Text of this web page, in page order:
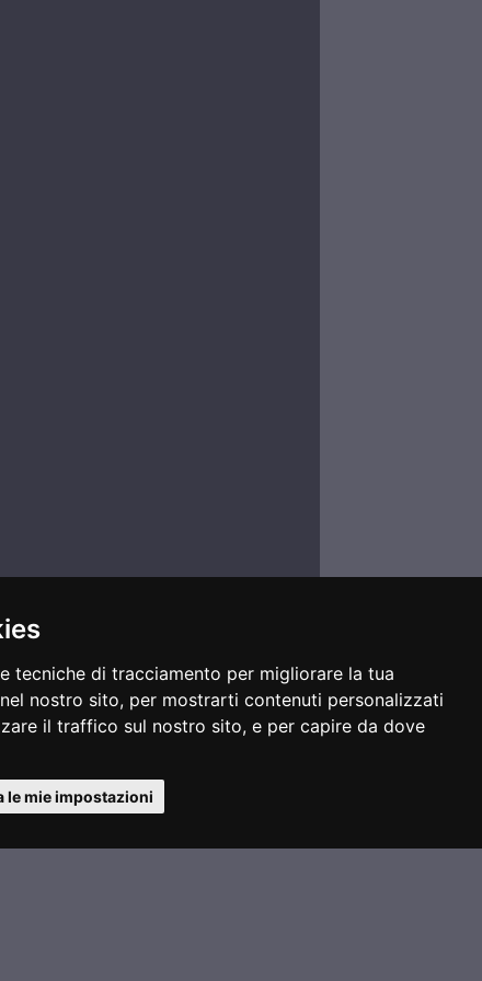
tecniche di tracciamento per migliorare la tua
nostro sito, per mostrarti contenuti personalizzati
il traffico sul nostro sito, e per capire da dove
le mie impostazioni
Comunica con noi
segreteria@legafootgolf.it